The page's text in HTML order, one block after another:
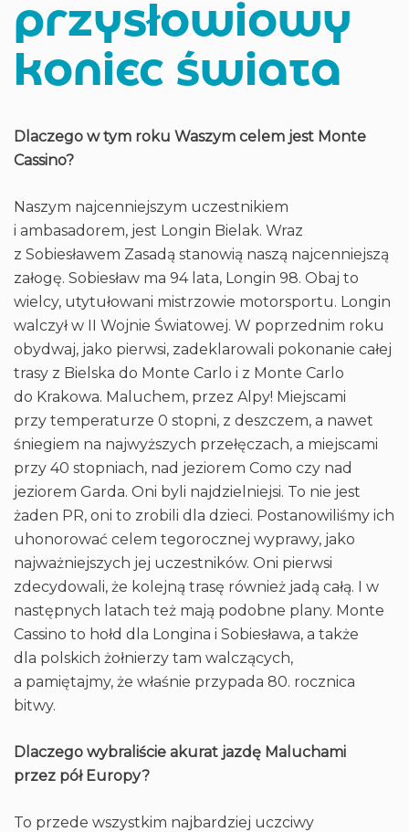
przysłowiowy
koniec świata
Dlaczego w tym roku Waszym celem jest Monte
Cassino?
Naszym najcenniejszym uczestnikiem
i ambasadorem, jest Longin Bielak. Wraz
z Sobiesławem Zasadą stanowią naszą najcenniejszą
załogę. Sobiesław ma 94 lata, Longin 98. Obaj to
wielcy, utytułowani mistrzowie motorsportu. Longin
walczył w II Wojnie Światowej. W poprzednim roku
obydwaj, jako pierwsi, zadeklarowali pokonanie całej
trasy z Bielska do Monte Carlo i z Monte Carlo
do Krakowa. Maluchem, przez Alpy! Miejscami
przy temperaturze 0 stopni, z deszczem, a nawet
śniegiem na najwyższych przełęczach, a miejscami
przy 40 stopniach, nad jeziorem Como czy nad
jeziorem Garda. Oni byli najdzielniejsi. To nie jest
żaden PR, oni to zrobili dla dzieci. Postanowiliśmy ich
uhonorować celem tegorocznej wyprawy, jako
najważniejszych jej uczestników. Oni pierwsi
zdecydowali, że kolejną trasę również jadą całą. I w
następnych latach też mają podobne plany. Monte
Cassino to hołd dla Longina i Sobiesława, a także
dla polskich żołnierzy tam walczących,
a pamiętajmy, że właśnie przypada 80. rocznica
bitwy.
Dlaczego wybraliście akurat jazdę Maluchami
przez pół Europy?
To przede wszystkim najbardziej uczciwy